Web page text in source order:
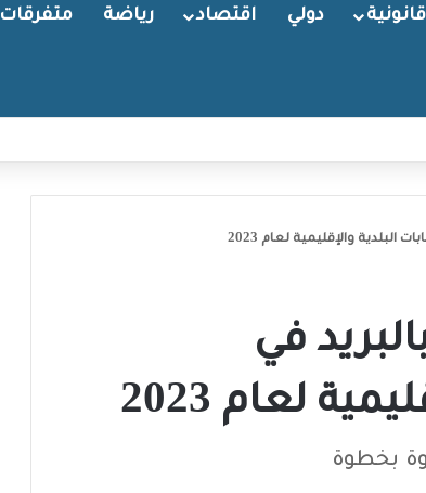
دولي اقتصاد رياضة متفرقات
والإقليمية لعام 2023
في
لعام 2023
بخطوة